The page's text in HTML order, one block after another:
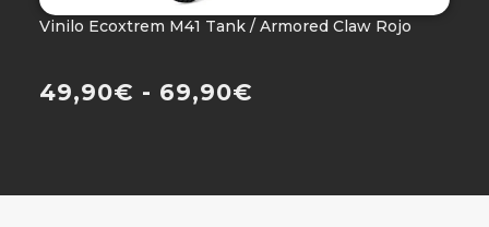
Vinilo Ecoxtrem M41 Tank / Armored Claw Rojo
49,90€ - 69,90€